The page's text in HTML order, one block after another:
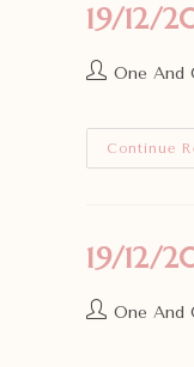
19/12/
One And
Continue
19/12/
One And